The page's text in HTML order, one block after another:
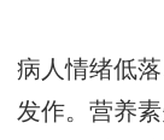
病人情绪低
发作。营养